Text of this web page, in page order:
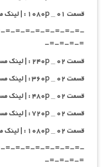
قسمت ۰۱ _ ۱۰۸۰p : | لینک مستقیم |
=-=-=-=-=-=-=-=-
=-=-=-=-
قسمت ۰۲ _ ۲۴۰p : | لینک مستقیم |
قسمت ۰۲ _ ۳۶۰p : | لینک مستقیم |
قسمت ۰۲ _ ۴۸۰p : | لینک مستقیم |
قسمت ۰۲ _ ۷۲۰p : | لینک مستقیم |
قسمت ۰۲ _ ۱۰۸۰p : | لینک مستقیم |
=-=-=-=-=-=-=-=-
=-=-=-=-